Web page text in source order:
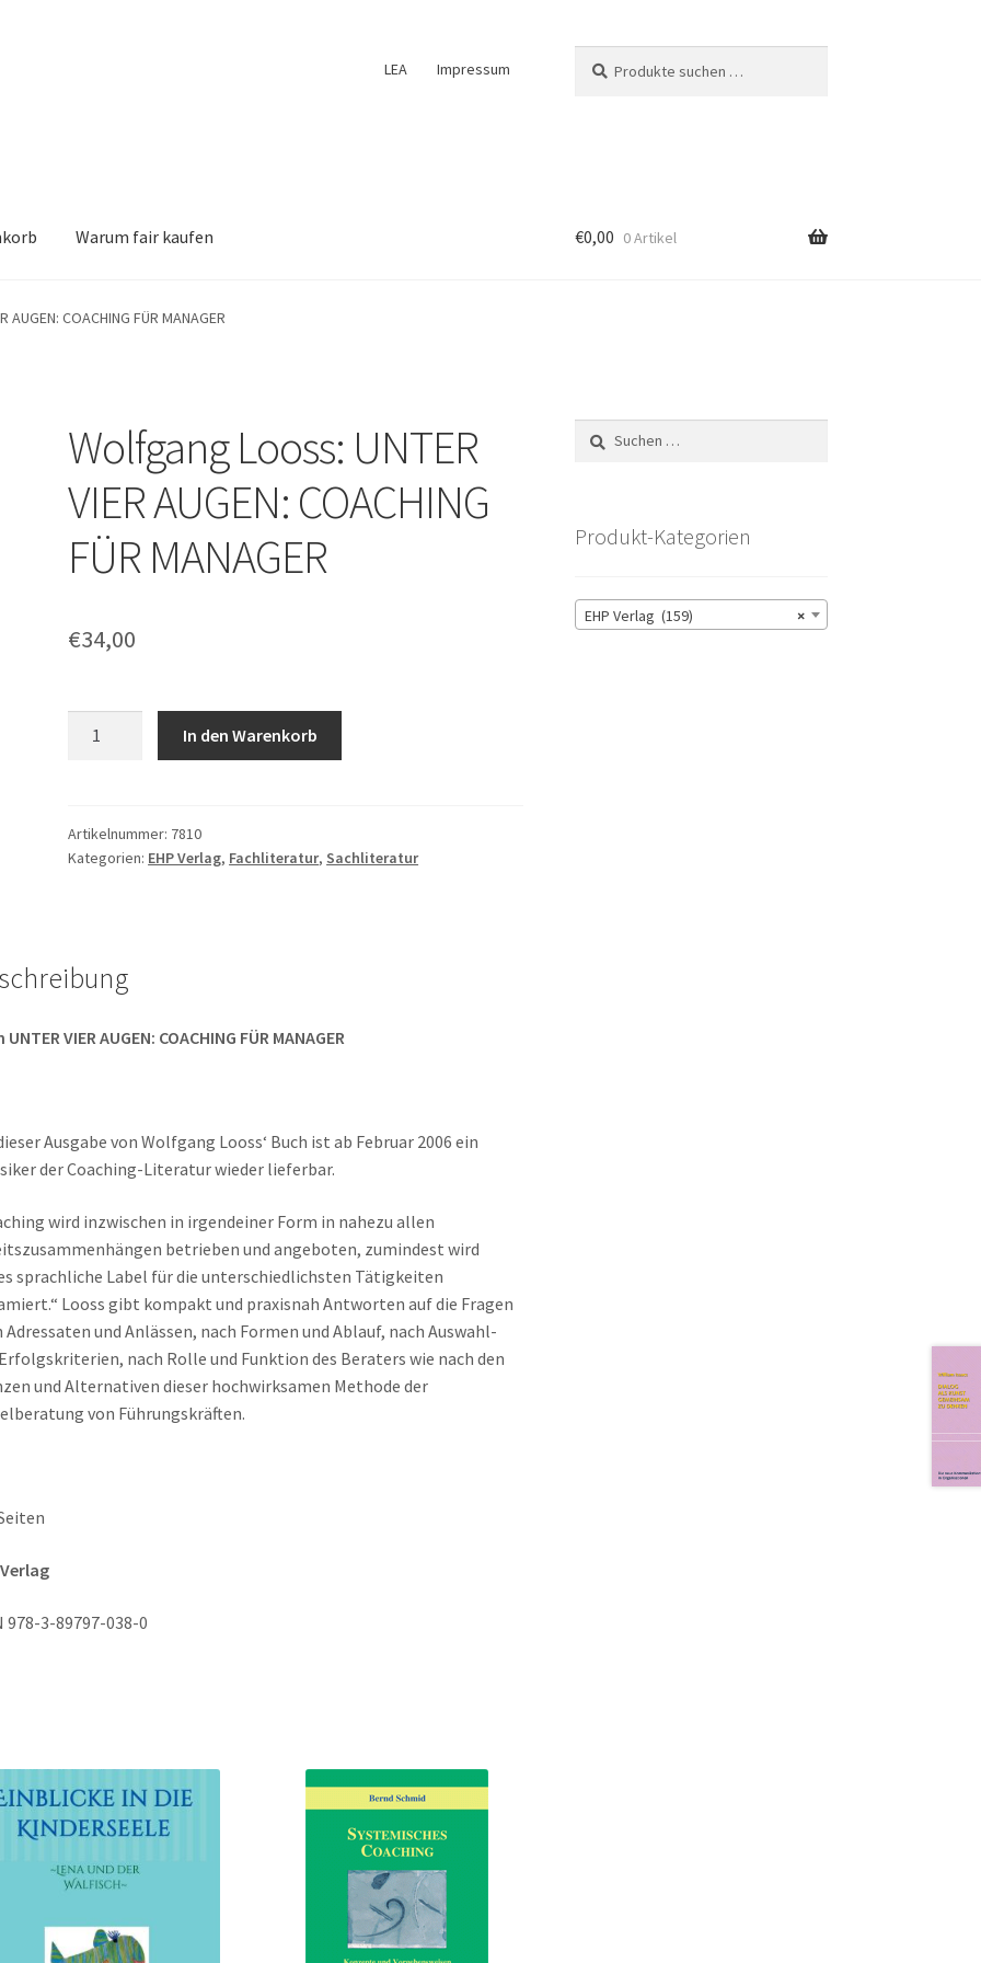
LEA Impressum
nach:
Warum fair kaufen €0,00 0 Artikel
COACHING FÜR MANAGER
Wolfgang Looss: UNTER
VIER AUGEN: COACHING
FÜR MANAGER
€34,00
AUGEN:
COACHING
In den Warenkorb
Artikelnummer: 7810
Kategorien: EHP Verlag, Fachliteratur,Sachliteratur
VIER AUGEN: COACHING FÜR MANAGER
Ausgabe von Wolfgang Looss‘ Buch ist ab Februar 2006 ein
der Coaching-Literatur wieder lieferbar.
wird inzwischen in irgendeiner Form in nahezu allen
betrieben und angeboten, zumindest wird
sprachliche Label für die unterschiedlichsten Tätigkeiten
Looss gibt kompakt und praxisnah Antworten auf die Fragen
Adressaten und Anlässen, nach Formen und Ablauf, nach Auswahl-
nach Rolle und Funktion des Beraters wie nach den
und Alternativen dieser hochwirksamen Methode der
von Führungskräften.
978-3-89797-038-0
Suchen
nach:
Produkt-Kategorien
×
EHP Verlag (159)